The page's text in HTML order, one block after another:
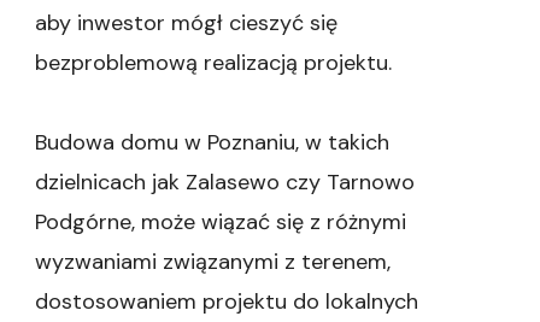
aby inwestor mógł cieszyć się
bezproblemową realizacją projektu.
Budowa domu w Poznaniu, w takich
dzielnicach jak Zalasewo czy Tarnowo
Podgórne, może wiązać się z różnymi
wyzwaniami związanymi z terenem,
dostosowaniem projektu do lokalnych